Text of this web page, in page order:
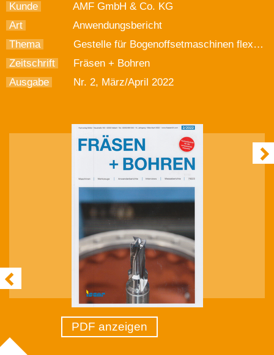
Kunde
AMF GmbH & Co. KG
Art
Anwendungsbericht
Thema
Gestelle für Bogenoffsetmaschinen flexibel fertigen
Zeitschrift
Fräsen + Bohren
Ausgabe
Nr. 2, März/April 2022
PDF anzeigen